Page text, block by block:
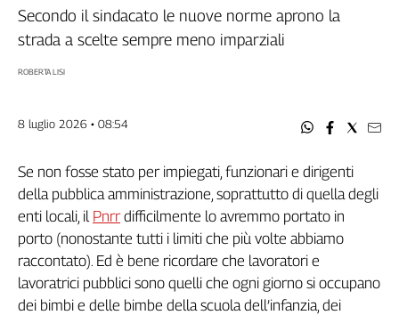
Fillea
Fisac
Flc
Nidil
Slc
Spi
Inca
Caaf
Speciali
Secondo il sindacato le nuove norme aprono la
strada a scelte sempre meno imparziali
ROBERTA LISI
8 luglio 2026 • 08:54
Se non fosse stato per impiegati, funzionari e dirigenti
della pubblica amministrazione, soprattutto di quella degli
enti locali, il Pnrrdifficilmente lo avremmo portato in
porto (nonostante tutti i limiti che più volte abbiamo
raccontato). Ed è bene ricordare che lavoratori e
lavoratrici pubblici sono quelli che ogni giorno si occupano
dei bimbi e delle bimbe della scuola dell’infanzia, dei